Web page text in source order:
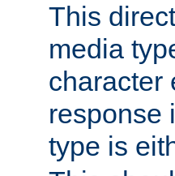
This
media
character
response
type is